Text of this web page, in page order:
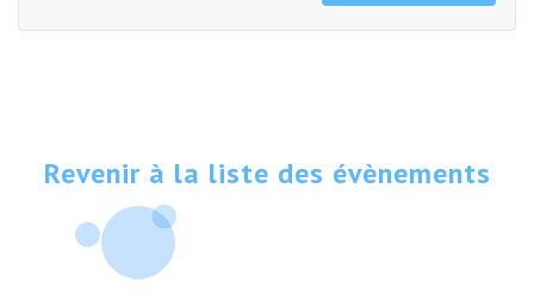
yoga
Revenir à la liste des évènements